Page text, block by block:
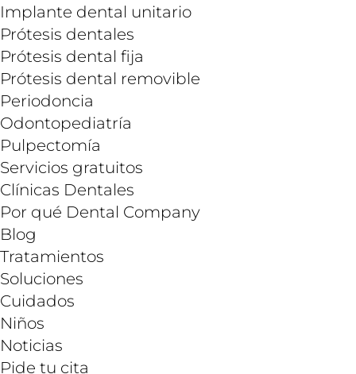
Implante dental unitario
Prótesis dentales
Prótesis dental fija
Prótesis dental removible
Periodoncia
Odontopediatría
Pulpectomía
Servicios gratuitos
Clínicas Dentales
Por qué Dental Company
Blog
Tratamientos
Soluciones
Cuidados
Niños
Noticias
Pide tu cita